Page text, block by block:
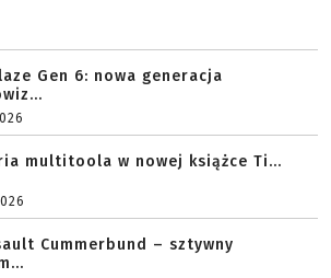
Gen 6: nowa generacja
multitoola w nowej książce Ti...
Cummerbund – sztywny